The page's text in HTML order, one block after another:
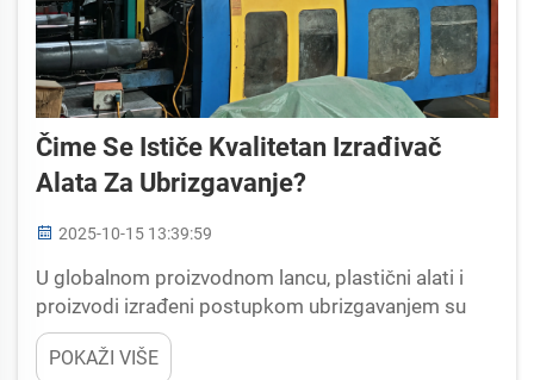
Čime Se Ističe Kvalitetan Izrađivač
Alata Za Ubrizgavanje?
2025-10-15 13:39:59
U globalnom proizvodnom lancu, plastični alati i
proizvodi izrađeni postupkom ubrizgavanjem su
ključni dijelovi koji osiguravaju podršku
industrijama poput opreme za sport, metalnih
POKAŽI VIŠE